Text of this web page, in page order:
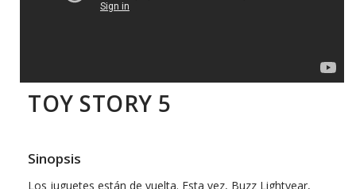
TOY STORY 5
Sinopsis
Los juguetes están de vuelta. Esta vez, Buzz Lightyear,